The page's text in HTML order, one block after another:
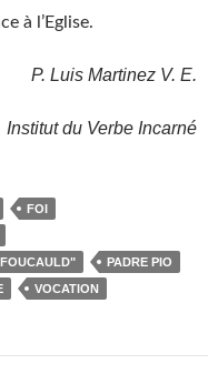
à l’Eglise.
P. Luis Martinez V. E.
Institut du Verbe Incarné
FOI
PADRE PIO
VOCATION